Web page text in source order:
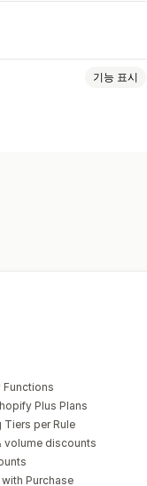
기능 표시
Functions
Plus Plans
Tiers per Rule
volume discounts
Purchase